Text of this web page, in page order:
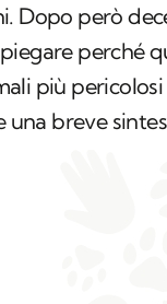
Dopo però
perché
più
una breve